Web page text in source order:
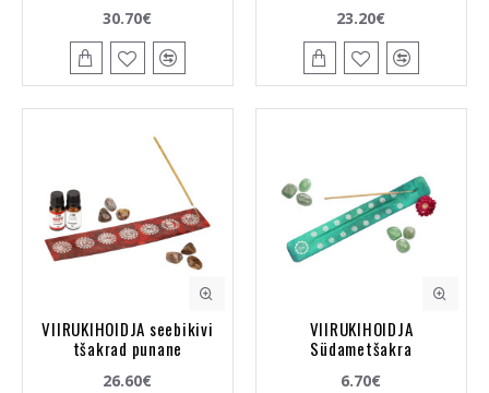
30.70€ 23.20€
VIIRUKIHOIDJA seebikivi
tšakrad punane
26.60€
VIIRUKIHOIDJA
Südametšakra
6.70€